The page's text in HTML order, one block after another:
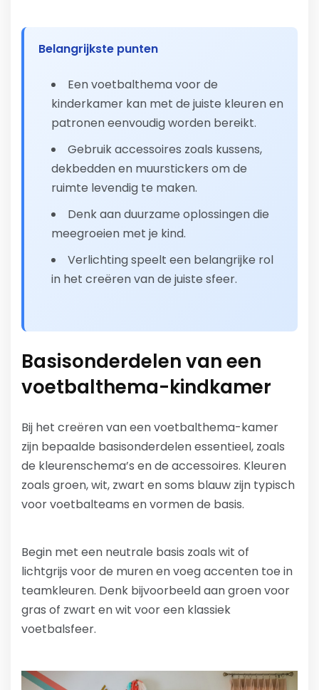
Belangrijkste punten
Een voetbalthema voor de
kinderkamer kan met de juiste kleuren en
patronen eenvoudig worden bereikt.
Gebruik accessoires zoals kussens,
dekbedden en muurstickers om de
ruimte levendig te maken.
Denk aan duurzame oplossingen die
meegroeien met je kind.
Verlichting speelt een belangrijke rol
in het creëren van de juiste sfeer.
Basisonderdelen van een
voetbalthema-kindkamer
Bij het creëren van een voetbalthema-kamer
zijn bepaalde basisonderdelen essentieel, zoals
de kleurenschema’s en de accessoires. Kleuren
zoals groen, wit, zwart en soms blauw zijn typisch
voor voetbalteams en vormen de basis.
Begin met een neutrale basis zoals wit of
lichtgrijs voor de muren en voeg accenten toe in
teamkleuren. Denk bijvoorbeeld aan groen voor
gras of zwart en wit voor een klassiek
voetbalsfeer.